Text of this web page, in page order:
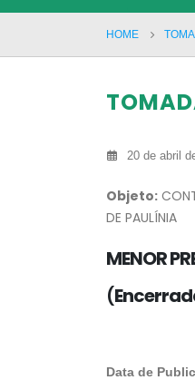
HOME
20 de abril
Objeto:
DE PAULÍNIA
MENOR
(
Data de